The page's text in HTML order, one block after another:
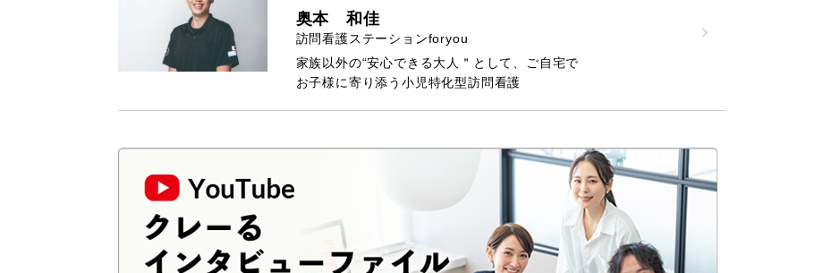
奥本 和佳
訪問看護ステーションforyou
家族以外の“安心できる大人＂として、ご自宅で
お子様に寄り添う小児特化型訪問看護